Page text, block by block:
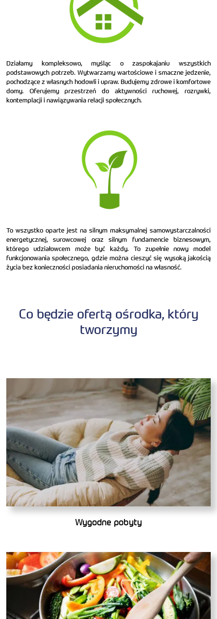
Działamy kompleksowo, myśląc o zaspokajaniu wszystkich
podstawowych potrzeb. Wytwarzamy wartościowe i smaczne jedzenie,
pochodzące z własnych hodowli i upraw. Budujemy zdrowe i komfortowe
domy. Oferujemy przestrzeń do aktywności ruchowej, rozrywki,
kontemplacji i nawiązywania relacji społecznych.
To wszystko oparte jest na silnym maksymalnej samowystarczalności
energetycznej, surowcowej oraz silnym fundamencie biznesowym,
którego udziałowcem może być każdy. To zupełnie nowy model
funkcjonowania społecznego, gdzie można cieszyć się wysoką jakością
życia bez konieczności posiadania nieruchomości na własność.
Co będzie ofertą ośrodka, który
tworzymy
Wygodne pobyty